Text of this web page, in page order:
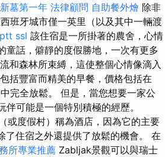
新墓第一年 法律顧問 自助餐外燴 除非
班牙城市僅一英里（以及其中一輛渡
ssl 該住宿是一所掛著的農舍，心情
童話，僻靜的度假勝地，一次有更多
和森林所束縛，這使整個心情像滴入
括豐富而精美的早餐，價格包括在
完全放鬆。 但是，當您想要一家公
可能是一個特別積極的經歷。
或度假村）稱為酒店，因為它的主要
了住宿之外還提供了放鬆的機會。 在
所專業推薦 Zabljak景觀可以與瑞士